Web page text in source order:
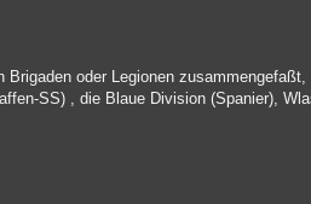
oder Legionen
SS) , die Blaue Division (Spanier),